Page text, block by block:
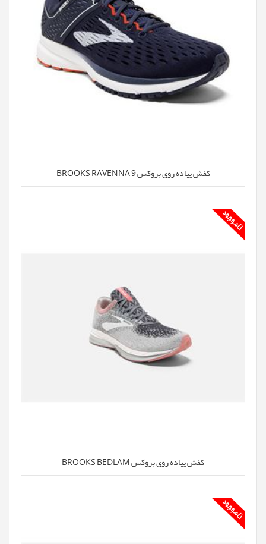
کفش پیاده روی بروکس BROOKS RAVENNA 9
کفش پیاده روی بروکس BROOKS BEDLAM